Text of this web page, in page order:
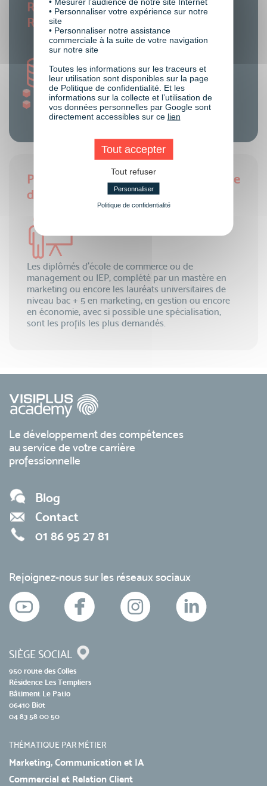
Rémunération du métier de :
Responsable de la marque
Junior : 35K€-40K€
Confirmé : 45K€-60K€
Pré-requis du métier de : Responsable
de la marque
Les diplômés d’école de commerce ou de
management ou IEP, complété par un mastère en
marketing ou encore les lauréats universitaires de
niveau bac + 5 en marketing, en gestion ou encore
en économie, avec si possible une spécialisation,
sont les profils les plus demandés.
Le développement des compétences
au service de votre carrière
professionnelle
Blog
Contact
01 86 95 27 81
Rejoignez-nous sur les réseaux sociaux
SIÈGE SOCIAL
950 route des Colles
Résidence Les Templiers
Bâtiment Le Patio
06410 Biot
04 83 58 00 50
THÉMATIQUE PAR MÉTIER
Marketing, Communication et IA
Commercial et Relation Client
• Personnaliser votre expérience sur notre
site
• Personnaliser notre assistance
commerciale à la suite de votre navigation
sur notre site
Toutes les informations sur les traceurs et
leur utilisation sont disponibles sur la page
de Politique de confidentialité. Et les
informations sur la collecte et l’utilisation de
vos données personnelles par Google sont
directement accessibles sur ce lien
Tout accepter
Tout refuser
Personnaliser
Politique de confidentialité